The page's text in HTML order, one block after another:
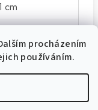
procházením
používáním.
cm
modrá